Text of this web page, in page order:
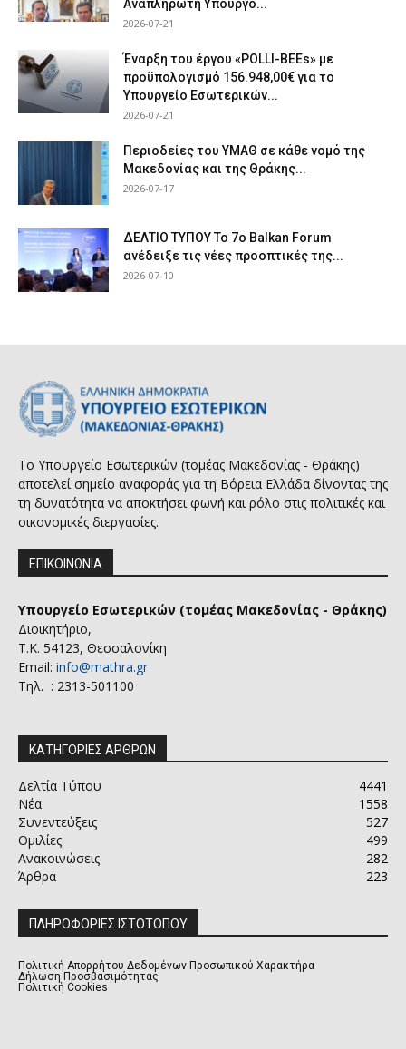
Αναπληρωτή Υπουργό...
2026-07-21
Έναρξη του έργου «POLLI-BEEs» με
προϋπολογισμό 156.948,00€ για το
Υπουργείο Εσωτερικών...
2026-07-21
Περιοδείες του ΥΜΑΘ σε κάθε νομό της
Μακεδονίας και της Θράκης...
2026-07-17
ΔΕΛΤΙΟ ΤΥΠΟΥ Το 7ο Balkan Forum
ανέδειξε τις νέες προοπτικές της...
2026-07-10
Το Υπουργείο Εσωτερικών (τομέας Μακεδονίας - Θράκης)
αποτελεί σημείο αναφοράς για τη Βόρεια Ελλάδα δίνοντας της
τη δυνατότητα να αποκτήσει φωνή και ρόλο στις πολιτικές και
οικονομικές διεργασίες.
ΕΠΙΚΟΙΝΩΝΙΑ
Υπουργείο Εσωτερικών (τομέας Μακεδονίας - Θράκης)
Διοικητήριο,
Τ.Κ. 54123, Θεσσαλονίκη
Email: info@mathra.gr
Τηλ. : 2313-501100
ΚΑΤΗΓΟΡΙΕΣ ΑΡΘΡΩΝ
Δελτία Τύπου
4441
Νέα
1558
Συνεντεύξεις
527
Ομιλίες
499
Ανακοινώσεις
282
Άρθρα
223
ΠΛΗΡΟΦΟΡΙΕΣ ΙΣΤΟΤΟΠΟΥ
Πολιτική Απορρήτου Δεδομένων Προσωπικού Χαρακτήρα
Δήλωση Προσβασιμότητας
Πολιτική Cookies